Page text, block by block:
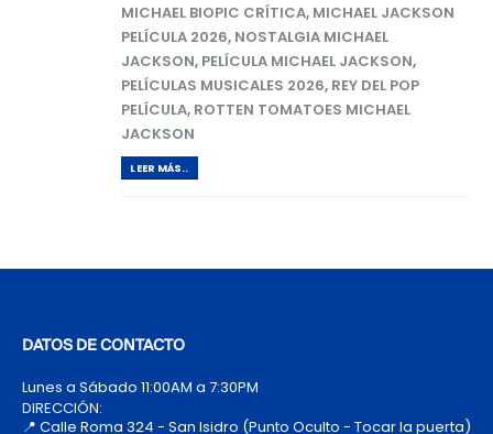
MICHAEL BIOPIC CRÍTICA, MICHAEL JACKSON
PELÍCULA 2026, NOSTALGIA MICHAEL
JACKSON, PELÍCULA MICHAEL JACKSON,
PELÍCULAS MUSICALES 2026, REY DEL POP
PELÍCULA, ROTTEN TOMATOES MICHAEL
JACKSON
LEER MÁS..
DATOS DE CONTACTO
Lunes a Sábado 11:00AM a 7:30PM
DIRECCIÓN:
📍 Calle Roma 324 - San Isidro (Punto Oculto - Tocar la puerta)